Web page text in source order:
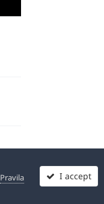
Pravila
I accept